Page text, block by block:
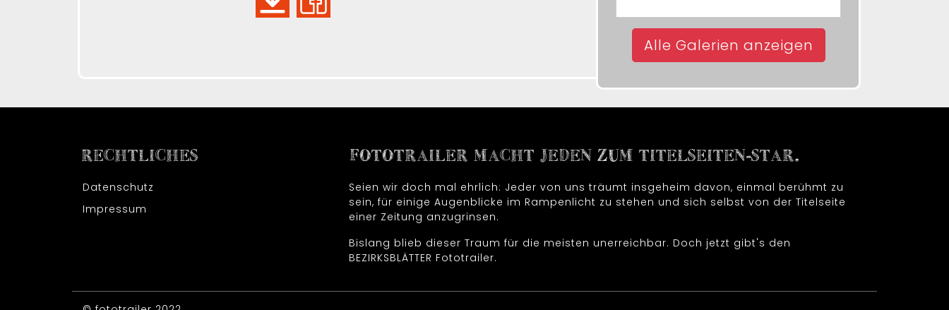
Alle Galerien anzeigen
RECHTLICHES
Datenschutz
Impressum
FOTOTRAILER MACHT JEDEN ZUM TITELSEITEN-STAR.
Seien wir doch mal ehrlich: Jeder von uns träumt insgeheim davon, einmal berühmt zu
sein, für einige Augenblicke im Rampenlicht zu stehen und sich selbst von der Titelseite
einer Zeitung anzugrinsen.
Bislang blieb dieser Traum für die meisten unerreichbar. Doch jetzt gibt's den
BEZIRKSBLÄTTER Fototrailer.